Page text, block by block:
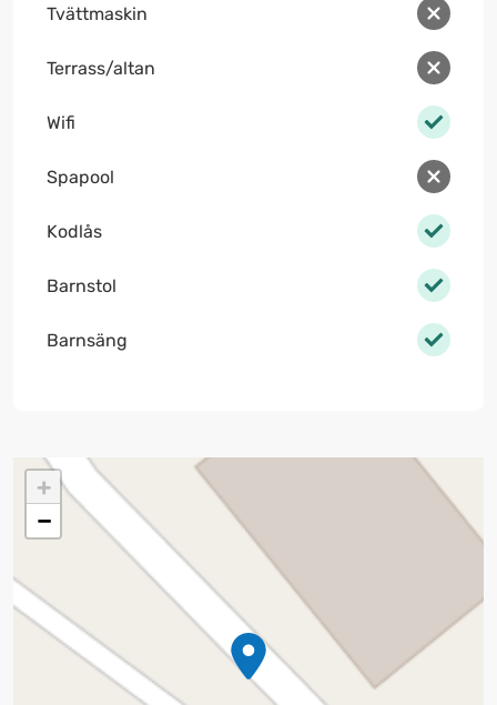
Tvättmaskin
Terrass/altan
Wifi
Spapool
Kodlås
Barnstol
Barnsäng
+
−